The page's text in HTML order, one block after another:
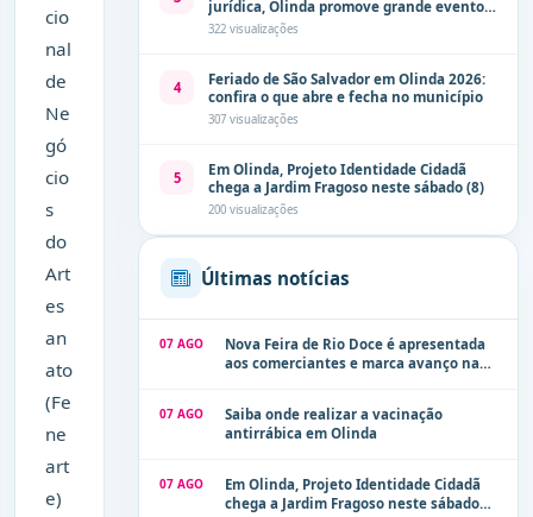
cio
nal
de
Ne
gó
cio
s
do
Art
es
an
ato
(Fe
ne
art
e)
jurídica, Olinda promove grande evento
de combate à violência contra a mulher
neste sábado (8)
322 visualizações
4
Feriado de São Salvador em Olinda 2026:
confira o que abre e fecha no município
307 visualizações
5
Em Olinda, Projeto Identidade Cidadã
chega a Jardim Fragoso neste sábado (8)
200 visualizações
Últimas notícias
07 AGO
Nova Feira de Rio Doce é apresentada
aos comerciantes e marca avanço na
07 AGO
Saiba onde realizar a vacinação
antirrábica em Olinda
07 AGO
Em Olinda, Projeto Identidade Cidadã
chega a Jardim Fragoso neste sábado